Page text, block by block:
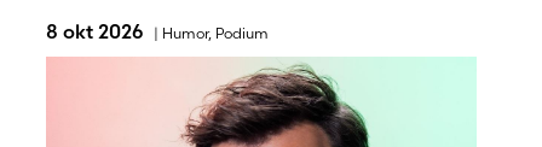
8 okt 2026 | Humor, Podium